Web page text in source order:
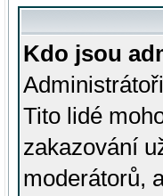
Kdo jsou
Tito lidé
zakazování
moderátorů,